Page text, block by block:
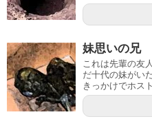
妹思いの兄
これは先輩の友
だ十代の妹がい
きっかけでホス